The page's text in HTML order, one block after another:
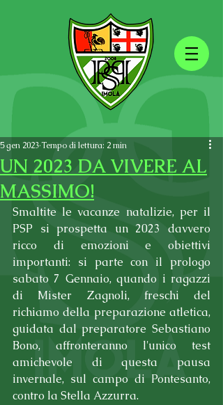
UN 2023 DA VIVERE AL
MASSIMO!
5 gen 2023Tempo di lettura: 2 min
Smaltite le vacanze natalizie, per il
PSP si prospetta un 2023 davvero
ricco di emozioni e obiettivi
importanti: si parte con il prologo
sabato 7 Gennaio, quando i ragazzi
di Mister Zagnoli, freschi del
richiamo della preparazione atletica,
guidata dal preparatore Sebastiano
Bono, affronteranno l'unico test
amichevole di questa pausa
invernale, sul campo di Pontesanto,
contro la Stella Azzurra.